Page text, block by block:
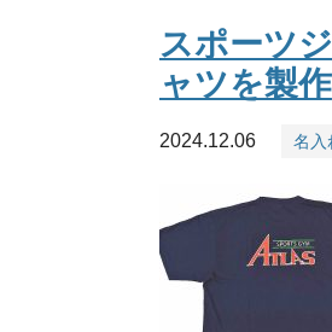
スポーツ
ャツを製作
2024.12.06 名入